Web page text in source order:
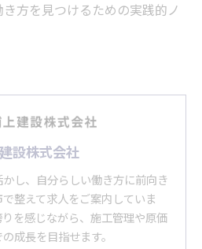
方を見つけるための実践的ノ
設株式会社
し、自分らしい働き方に前向き
整えて求人をご案内していま
を感じながら、施工管理や原価
成長を目指せます。